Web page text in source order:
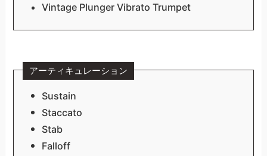
Vintage Plunger Vibrato Trumpet
アーティキュレーション
Sustain
Staccato
Stab
Falloff